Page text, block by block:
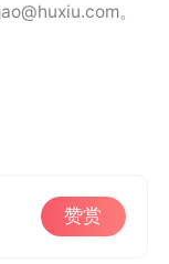
。
赞赏